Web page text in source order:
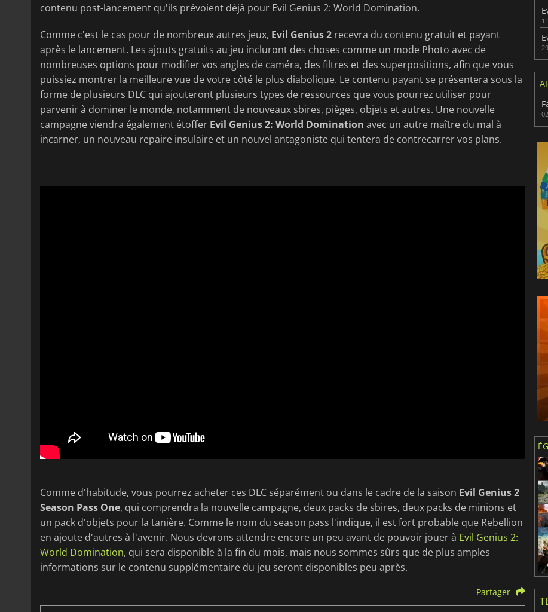
contenu post-lancement qu'ils prévoient déjà pour Evil Genius 2: World Domination.
Comme c'est le cas pour de nombreux autres jeux, Evil Genius 2 recevra du contenu gratuit et payant
après le lancement. Les ajouts gratuits au jeu incluront des choses comme un mode Photo avec de
nombreuses options pour modifier vos angles de caméra, des filtres et des superpositions, afin que vous
puissiez montrer la meilleure vue de votre côté le plus diabolique. Le contenu payant se présentera sous la
forme de plusieurs DLC qui ajouteront plusieurs types de ressources que vous pourrez utiliser pour
parvenir à dominer le monde, notamment de nouveaux sbires, pièges, objets et autres. Une nouvelle
campagne viendra également étoffer Evil Genius 2: World Domination avec un autre maître du mal à
incarner, un nouveau repaire insulaire et un nouvel antagoniste qui tentera de contrecarrer vos plans.
Comme d'habitude, vous pourrez acheter ces DLC séparément ou dans le cadre de la saison Evil Genius 2
Season Pass One, qui comprendra la nouvelle campagne, deux packs de sbires, deux packs de minions et
un pack d'objets pour la tanière. Comme le nom du season pass l'indique, il est fort probable que Rebellion
en ajoute d'autres à l'avenir. Nous devrons attendre encore un peu avant de pouvoir jouer à Evil Genius 2:
World Domination, qui sera disponible à la fin du mois, mais nous sommes sûrs que de plus amples
informations sur le contenu supplémentaire du jeu seront disponibles peu après.
Partager